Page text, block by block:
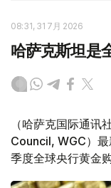
08:31, 31 7月 2026
哈萨克斯坦是
（哈萨克国际通
Council, WGC）
季度全球央行黄金